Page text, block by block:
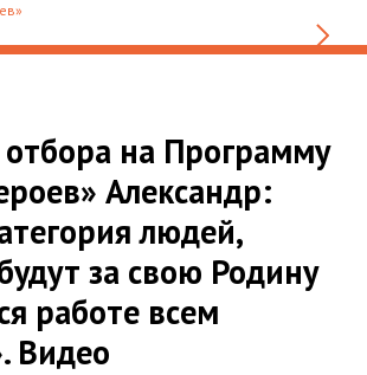
на Программу
Александр:
людей,
за свою Родину
работе всем
Видео